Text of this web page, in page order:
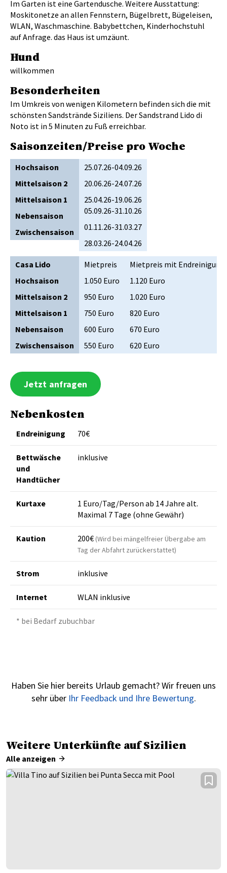
Im Garten ist eine Gartendusche. Weitere Ausstattung:
Moskitonetze an allen Fennstern, Bügelbrett, Bügeleisen,
WLAN, Waschmaschine. Babybettchen, Kinderhochstuhl
auf Anfrage. das Haus ist umzäunt.
Hund
willkommen
Besonderheiten
Im Umkreis von wenigen Kilometern befinden sich die mit
schönsten Sandstrände Siziliens. Der Sandstrand Lido di
Noto ist in 5 Minuten zu Fuß erreichbar.
Saisonzeiten/Preise pro Woche
Hochsaison
Mittelsaison 2
Mittelsaison 1
Nebensaison
Zwischensaison
25.07.26-04.09.26
20.06.26-24.07.26
25.04.26-19.06.26
05.09.26-31.10.26
01.11.26-31.03.27
28.03.26-24.04.26
Casa Lido
Hochsaison
Mittelsaison 2
Mittelsaison 1
Nebensaison
Zwischensaison
Mietpreis
1.050 Euro
950 Euro
750 Euro
600 Euro
550 Euro
Mietpreis mit Endreinigung
1.120 Euro
1.020 Euro
820 Euro
670 Euro
620 Euro
Jetzt anfragen
Nebenkosten
Endreinigung 70€
Bettwäsche
und
Handtücher
inklusive
Kurtaxe
1 Euro/Tag/Person ab 14 Jahre alt.
Maximal 7 Tage (ohne Gewähr)
Kaution 200€ (Wird bei mängelfreier Übergabe am
Tag der Abfahrt zurückerstattet)
Strom inklusive
Internet WLAN inklusive
* bei Bedarf zubuchbar
Haben Sie hier bereits Urlaub gemacht? Wir freuen uns
sehr über Ihr Feedback und Ihre Bewertung.
Weitere Unterkünfte auf Sizilien
Alle anzeigen